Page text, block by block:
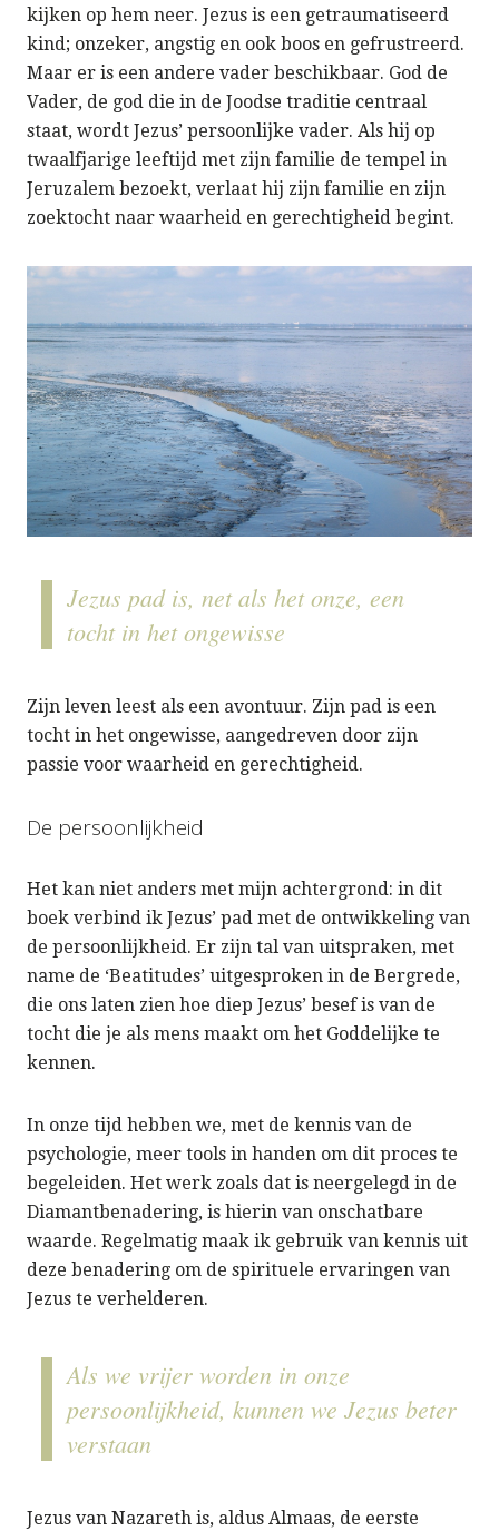
kijken op hem neer. Jezus is een getraumatiseerd
kind; onzeker, angstig en ook boos en gefrustreerd.
Maar er is een andere vader beschikbaar. God de
Vader, de god die in de Joodse traditie centraal
staat, wordt Jezus’ persoonlijke vader. Als hij op
twaalfjarige leeftijd met zijn familie de tempel in
Jeruzalem bezoekt, verlaat hij zijn familie en zijn
zoektocht naar waarheid en gerechtigheid begint.
Jezus pad is, net als het onze, een
tocht in het ongewisse
Zijn leven leest als een avontuur. Zijn pad is een
tocht in het ongewisse, aangedreven door zijn
passie voor waarheid en gerechtigheid.
De persoonlijkheid
Het kan niet anders met mijn achtergrond: in dit
boek verbind ik Jezus’ pad met de ontwikkeling van
de persoonlijkheid. Er zijn tal van uitspraken, met
name de ‘Beatitudes’ uitgesproken in de Bergrede,
die ons laten zien hoe diep Jezus’ besef is van de
tocht die je als mens maakt om het Goddelijke te
kennen.
In onze tijd hebben we, met de kennis van de
psychologie, meer tools in handen om dit proces te
begeleiden. Het werk zoals dat is neergelegd in de
Diamantbenadering, is hierin van onschatbare
waarde. Regelmatig maak ik gebruik van kennis uit
deze benadering om de spirituele ervaringen van
Jezus te verhelderen.
Als we vrijer worden in onze
persoonlijkheid, kunnen we Jezus beter
verstaan
Jezus van Nazareth is, aldus Almaas, de eerste